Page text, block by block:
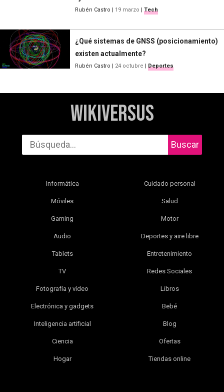
Rubén Castro | 19 marzo | Tech
¿Qué sistemas de GNSS (posicionamiento)
existen actualmente?
Rubén Castro | 24 octubre | Deportes
WikiVersus
Buscar
Informática
Móviles
Gaming
Audio
Tablets
TV
Fotografía y vídeo
Electrónica y gadgets
Inteligencia artificial
Ciencia
Hogar
Cuidado personal
Salud
Motor
Deportes y aire libre
Entretenimiento
Redes Sociales
Libros
Bebé
Blog
Ofertas
Tiendas online